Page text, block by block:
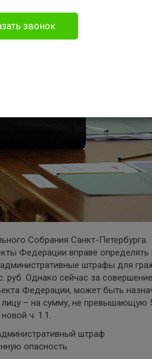
Собрания Санкт-Петербурга.
Федерации вправе определять
штрафы для
руб. Однако сейчас за совершение
Федерации, может быть
– на сумму, не превышающую
ч. 1.1.
штраф
опасность.
звонок